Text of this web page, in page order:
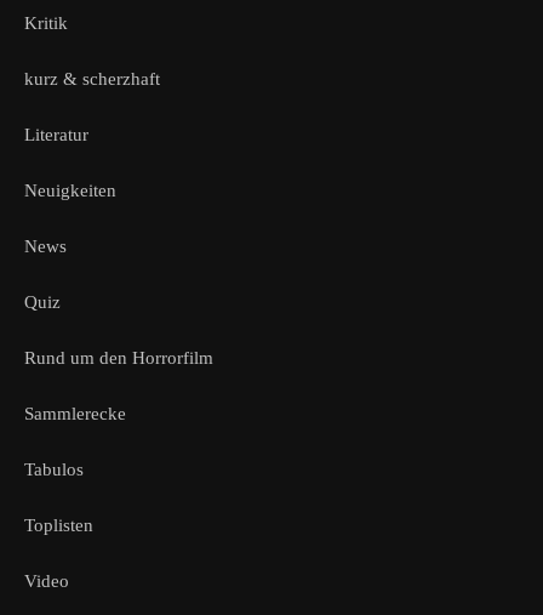
Kritik
kurz & scherzhaft
Literatur
Neuigkeiten
News
Quiz
Rund um den Horrorfilm
Sammlerecke
Tabulos
Toplisten
Video